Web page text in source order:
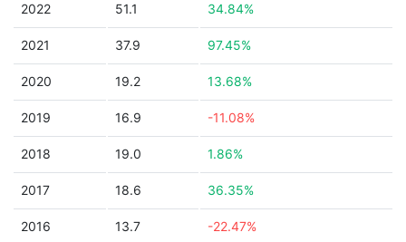
2022 51.1 34.84%
2021 37.9 97.45%
2020 19.2 13.68%
2019 16.9 -11.08%
2018 19.0 1.86%
2017 18.6 36.35%
2016 13.7 -22.47%